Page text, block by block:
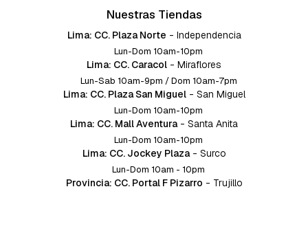
Nuestras Tiendas
Lima: CC. Plaza Norte - Independencia
Lun-Dom 10am-10pm
Lima: CC. Caracol - Miraflores
Lun-Sab 10am-9pm / Dom 10am-7pm
Lima: CC. Plaza San Miguel - San Miguel
Lun-Dom 10am-10pm
Lima: CC. Mall Aventura - Santa Anita
Lun-Dom 10am-10pm
Lima: CC. Jockey Plaza - Surco
Lun-Dom 10am - 10pm
Provincia: CC. Portal F Pizarro - Trujillo